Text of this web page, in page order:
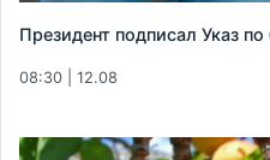
Президент подписал Указ
08:30 | 12.08